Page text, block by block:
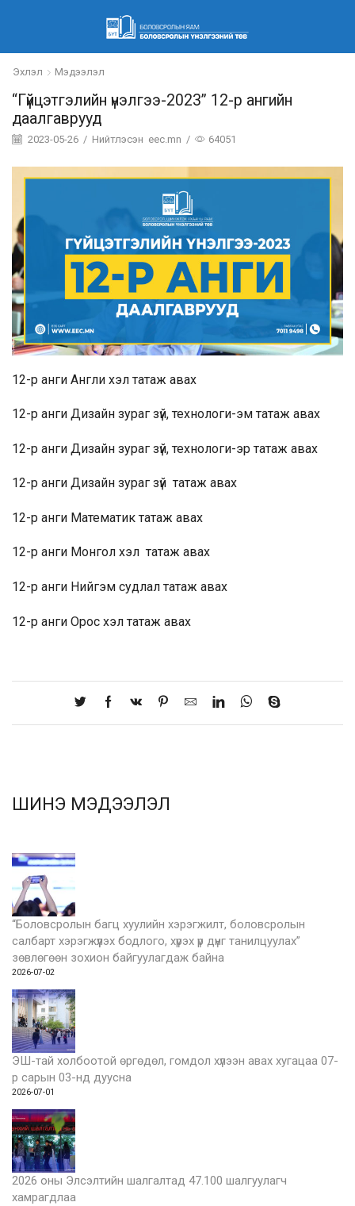
Эхлэл Мэдээлэл
“Гүйцэтгэлийн үнэлгээ-2023” 12-р ангийн
даалгаврууд
2023-05-26 / Нийтлэсэн eec.mn / 64051
12-р анги Англи хэл татаж авах
12-р анги Дизайн зураг зүй, технологи-эм татаж авах
12-р анги Дизайн зураг зүй, технологи-эр татаж авах
12-р анги Дизайн зураг зүй татаж авах
12-р анги Математик татаж авах
12-р анги Монгол хэл татаж авах
12-р анги Нийгэм судлал татаж авах
12-р анги Орос хэл татаж авах
ШИНЭ МЭДЭЭЛЭЛ
“Боловсролын багц хуулийн хэрэгжилт, боловсролын
салбарт хэрэгжүүлэх бодлого, хүрэх үр дүнг танилцуулах”
зөвлөгөөн зохион байгуулагдаж байна
2026-07-02
ЭШ-тай холбоотой өргөдөл, гомдол хүлээн авах хугацаа 07-
р сарын 03-нд дуусна
2026-07-01
2026 оны Элсэлтийн шалгалтад 47.100 шалгуулагч
хамрагдлаа